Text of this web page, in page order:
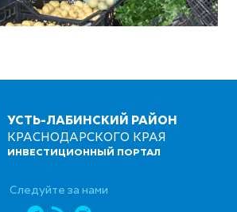
УСТЬ-ЛАБИНСКИЙ РАЙОН
КРАСНОДАРСКОГО КРАЯ
ИНВЕСТИЦИОННЫЙ ПОРТАЛ
Следуйте за нами